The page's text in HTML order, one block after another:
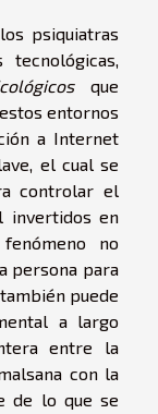
psiquiatras
que
entornos
a Internet
el cual se
controlar el
invertidos en
no
persona para
puede
a largo
entre la
con la
de lo que se